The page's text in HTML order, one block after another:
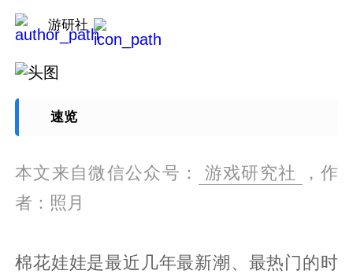
游研社
速览
本文来自微信公众号： 游戏研究社
，作
者：照月
棉花娃娃是最近几年最新潮、最热门的时